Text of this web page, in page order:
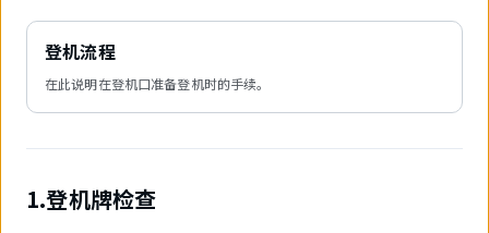
登机流程
在此说明在登机口准备登机时的手续。
1.登机牌检查